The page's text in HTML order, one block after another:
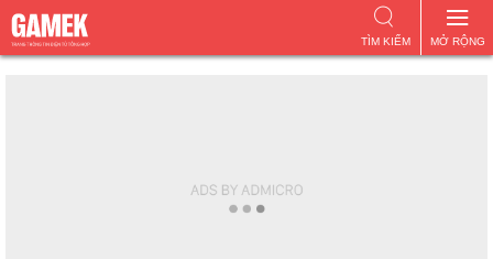
MỞ RỘNG
TÌM KIẾM